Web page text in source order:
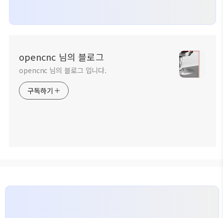
opencnc 님의 블로그
opencnc 님의 블로그 입니다.
구독하기